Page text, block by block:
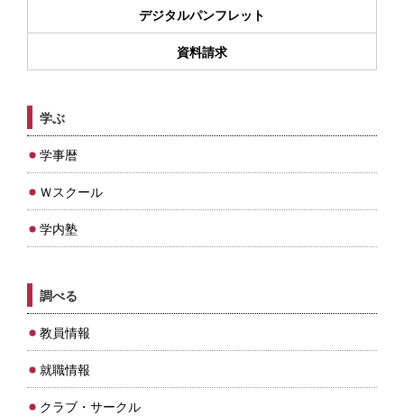
デジタルパンフレット
資料請求
学ぶ
学事暦
Ｗスクール
学内塾
調べる
教員情報
就職情報
クラブ・サークル